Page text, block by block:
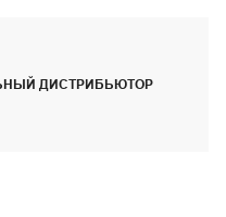
ДИСТРИБЬЮТОР